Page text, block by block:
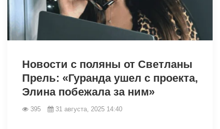
Новости с поляны от Светланы
Прель: «Гуранда ушел с проекта,
Элина побежала за ним»
395 31 августа, 2025 14:40